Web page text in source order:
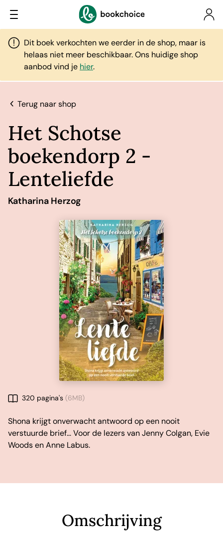
Dit boek verkochten we eerder in de shop, maar is
helaas niet meer beschikbaar. Ons huidige shop
aanbod vind je hier.
Terug naar shop
Het Schotse
boekendorp 2 -
Lenteliefde
Katharina Herzog
320 pagina's (6MB)
Shona krijgt onverwacht antwoord op een nooit
verstuurde brief… Voor de lezers van Jenny Colgan, Evie
Woods en Anne Labus.
Omschrijving